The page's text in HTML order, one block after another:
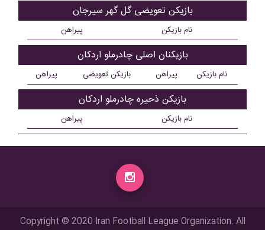
بازیکن تعویضی گل گهر سیرجان
نام بازیکن پیراهن
بازیکنان اصلی چادرملو اردکان
نام بازیکن پیراهن بازیکن تعویضی پیراهن
بازیکن ذحیره چادرملو اردکان
نام بازیکن پیراهن
Copyright © 2020 Iran Football League Organization. All